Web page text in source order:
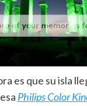
es que su isla
Philips Color